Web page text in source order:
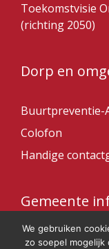
Toekomstvisie
(richting 2050)
Dorp en
Buurtpreventie-
Colofon
Handige
Gemeente
Gemeente
We gebruiken
zo soepel